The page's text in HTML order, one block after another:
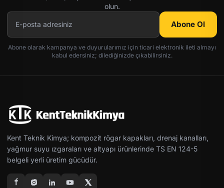
olun.
Abone Ol
Abone olarak kampanya ve duyurularımız için ticari elektronik ileti almayı
kabul edersiniz; dilediğinizde çıkabilirsiniz.
Kent Teknik Kimya; kompozit rögar kapakları, drenaj kanalları,
yağmur suyu ızgaraları ve altyapı ürünlerinde TS EN 124-5
belgeli yerli üretim gücüdür.